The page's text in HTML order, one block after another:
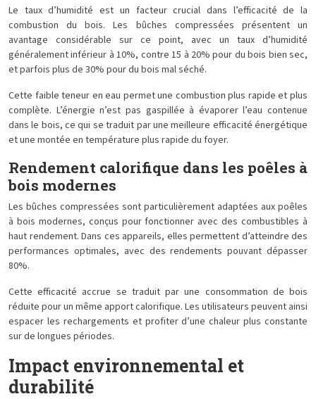
Le taux d’humidité est un facteur crucial dans l’efficacité de la
combustion du bois. Les bûches compressées présentent un
avantage considérable sur ce point, avec un taux d’humidité
généralement inférieur à 10%, contre 15 à 20% pour du bois bien sec,
et parfois plus de 30% pour du bois mal séché.
Cette faible teneur en eau permet une combustion plus rapide et plus
complète. L’énergie n’est pas gaspillée à évaporer l’eau contenue
dans le bois, ce qui se traduit par une meilleure efficacité énergétique
et une montée en température plus rapide du foyer.
Rendement calorifique dans les poêles à
bois modernes
Les bûches compressées sont particulièrement adaptées aux poêles
à bois modernes, conçus pour fonctionner avec des combustibles à
haut rendement. Dans ces appareils, elles permettent d’atteindre des
performances optimales, avec des rendements pouvant dépasser
80%.
Cette efficacité accrue se traduit par une consommation de bois
réduite pour un même apport calorifique. Les utilisateurs peuvent ainsi
espacer les rechargements et profiter d’une chaleur plus constante
sur de longues périodes.
Impact environnemental et
durabilité